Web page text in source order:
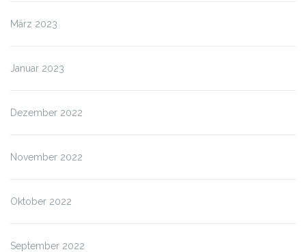
März 2023
Januar 2023
Dezember 2022
November 2022
Oktober 2022
September 2022